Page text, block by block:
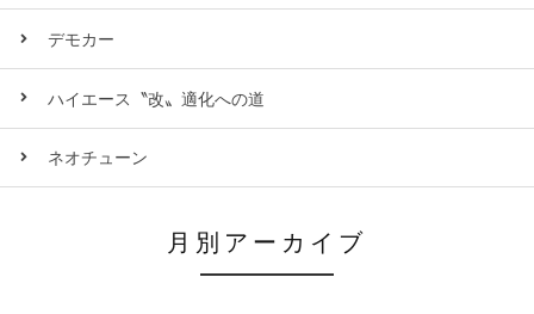
デモカー
ハイエース〝改〟適化への道
ネオチューン
月別アーカイブ